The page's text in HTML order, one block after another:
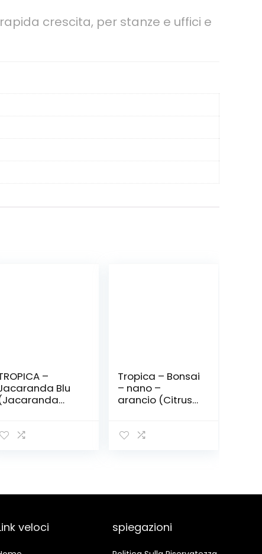
crescita, per stanze e uffici e
–
Blu
Tropica – Bonsai
– nano –
arancio (Citrus
veloci spiegazioni